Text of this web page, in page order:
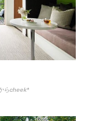
らcheek*